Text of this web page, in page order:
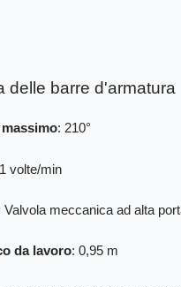
delle barre d'armatura
: 210°
volte/min
Valvola meccanica ad alta
da lavoro: 0,95 m